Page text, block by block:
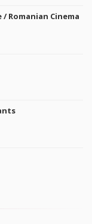
Romanian Cinema